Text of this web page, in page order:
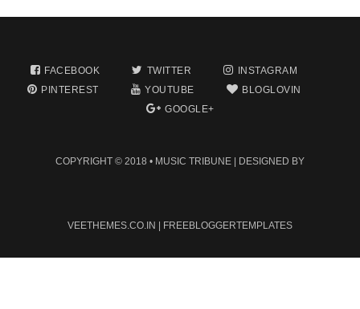
FACEBOOK TWITTER
INSTAGRAM
PINTEREST
YOUTUBE
BLOGLOVIN
GOOGLE+
COPYRIGHT © 2018 • MUSIC TRIBUNE | DESIGNED BY
VEETHEMES.CO.IN | FREEBLOGGERTEMPLATES